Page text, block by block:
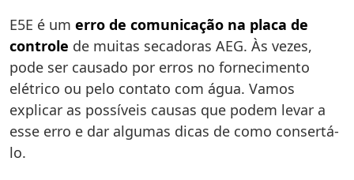
E5E é um erro de comunicação na placa de
controle de muitas secadoras AEG. Às vezes,
pode ser causado por erros no fornecimento
elétrico ou pelo contato com água. Vamos
explicar as possíveis causas que podem levar a
esse erro e dar algumas dicas de como consertá-
lo.